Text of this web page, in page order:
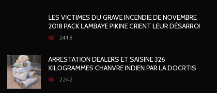
LES VICTIMES DU GRAVE INCENDIE DE NOVEMBRE
2018 PACK LAMBAYE PIKINE CRIENT LEUR DÉSARROI
2418
ARRESTATION DEALERS ET SAISINE 326
KILOGRAMMES CHANVRE INDIEN PAR LA DOCRTIS
2242